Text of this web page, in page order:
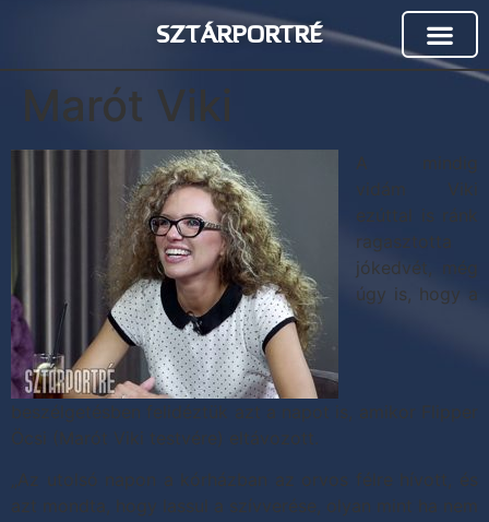
SZTÁRPORTRÉ
Marót Viki
A mindig
vidám Viki
ezúttal is ránk
ragasztotta
jókedvét, még
úgy is, hogy a
beszélgetésben felidéztük azt a napot is, amikor Flipper
Öcsi (Marót Viki testvére) eltávozott.
„Az utolsó napon a kórházban az orvos félre hívott, és
azt mondta, hogy lassul a szívverése, olyan mint ha nem